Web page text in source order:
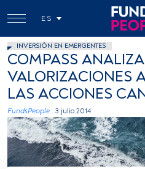
ES
INVERSIÓN EN EMERGENTES
COMPASS
VALORIZACIONES
LAS ACCIONES
FundsPeople . 3 julio 2014